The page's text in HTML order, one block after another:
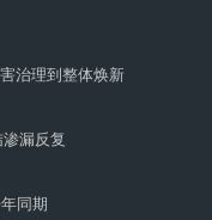
治理到整体焕新
漏反复
同期